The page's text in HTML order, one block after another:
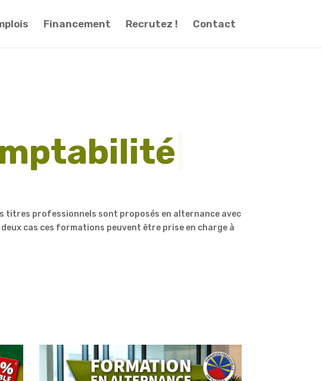
Financement Recrutez ! Contact
professionnels sont proposés en alternance avec
cas ces formations peuvent être prise en charge à